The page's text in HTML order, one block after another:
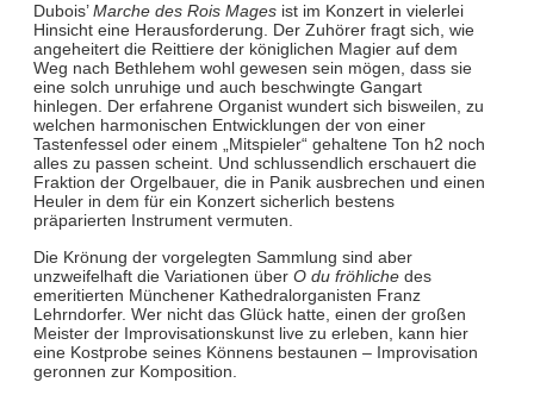
Dubois’Marche des Rois Magesist im Konzert in vielerlei
Hinsicht eine Herausforderung. Der Zuhörer fragt sich, wie
angeheitert die Reittiere der königlichen Magier auf dem
Weg nach Bethlehem wohl gewesen sein mögen, dass sie
eine solch unruhige und auch beschwingte Gangart
hinlegen. Der erfahrene Organist wundert sich bisweilen, zu
welchen harmonischen Entwicklungen der von einer
Tastenfessel oder einem „Mitspieler“ gehaltene Ton h2 noch
alles zu passen scheint. Und schlussendlich erschauert die
Fraktion der Orgelbauer, die in Panik ausbrechen und einen
Heuler in dem für ein Konzert sicherlich bestens
präparierten Instrument vermuten.
Die Krönung der vorgelegten Sammlung sind aber
unzweifelhaft die Variationen über O du fröhlichedes
emeritierten Münchener Kathedralorganisten Franz
Lehrndorfer. Wer nicht das Glück hatte, einen der großen
Meister der Improvisationskunst live zu erleben, kann hier
eine Kostprobe seines Könnens bestaunen – Improvisation
geronnen zur Komposition.